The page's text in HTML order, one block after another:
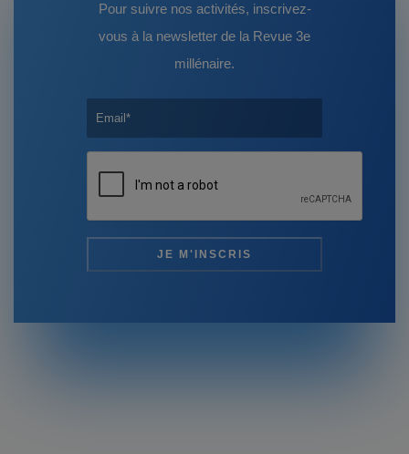
Pour suivre nos activités, inscrivez-
vous à la newsletter de la Revue 3e
millénaire.